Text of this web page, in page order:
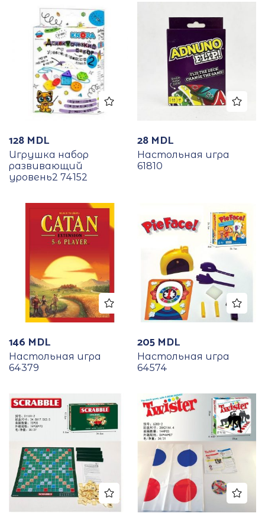
128 MDL
Игрушка набор
развивающий
уровень2 74152
28 MDL
Настольная игра
61810
146 MDL
Настольная игра
64379
205 MDL
Настольная игра
64574